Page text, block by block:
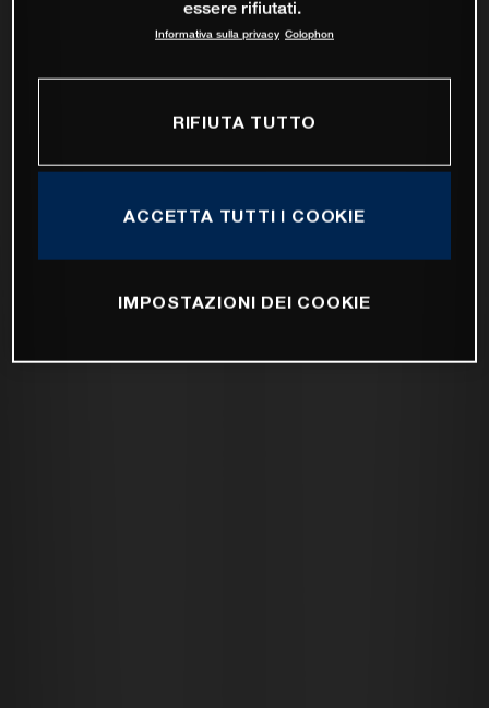
essere rifiutati.
Informativa sulla privacy Colophon
RIFIUTA TUTTO
ACCETTA TUTTI I COOKIE
IMPOSTAZIONI DEI COOKIE